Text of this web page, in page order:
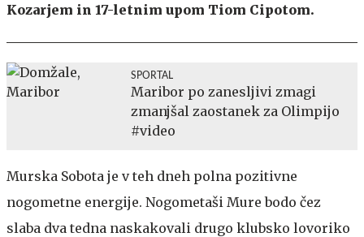
Kozarjem in 17-letnim upom Tiom Cipotom.
SPORTAL
Maribor po zanesljivi zmagi
zmanjšal zaostanek za Olimpijo
#video
Murska Sobota je v teh dneh polna pozitivne
nogometne energije. Nogometaši Mure bodo čez
slaba dva tedna naskakovali drugo klubsko lovoriko